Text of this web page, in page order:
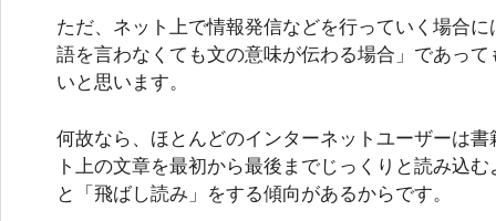
ただ、ネット上で情報発信などを行っていく場合
語を言わなくても文の意味が伝わる場合」であっ
いと思います。
何故なら、ほとんどのインターネットユーザーは
ト上の文章を最初から最後までじっくりと読み込
と「飛ばし読み」をする傾向があるからです。